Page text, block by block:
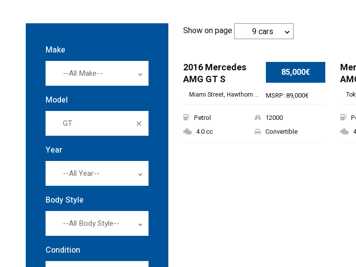
Make
--All Make--
Model
GT
Year
--All Year--
Body Style
--All Body Style--
Condition
Show on page 9 cars
SPECIAL 85,000€
MSRP: 89,000€
2016 Mercedes
AMG GT S
Miami Street, Hawthorn ...
Petrol
12000
4.0 cc
Convertible